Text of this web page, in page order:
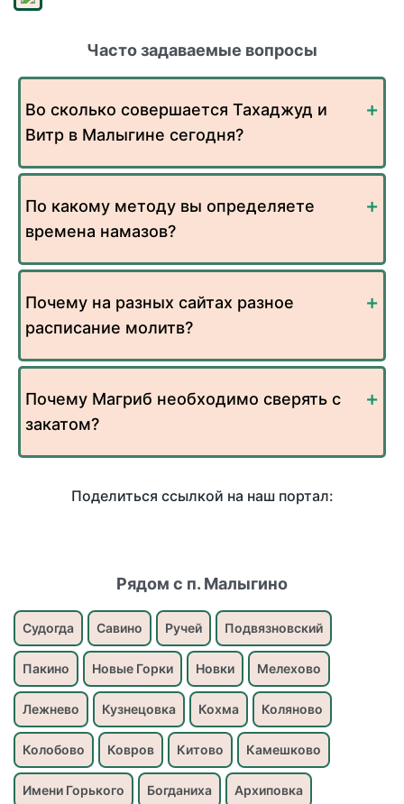
Часто задаваемые вопросы
Во сколько совершается Тахаджуд и
Витр в Малыгине сегодня?
По какому методу вы определяете
времена намазов?
Почему на разных сайтах разное
расписание молитв?
Почему Магриб необходимо сверять с
закатом?
Поделиться ссылкой на наш портал:
Рядом с п. Малыгино
Судогда Савино Ручей Подвязновский
Пакино Новые Горки Новки Мелехово
Лежнево Кузнецовка Кохма Коляново
Колобово Ковров Китово Камешково
Имени Горького Богданиха Архиповка